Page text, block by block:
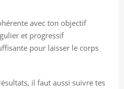
avec ton objectif
et progressif
pour laisser le corps
il faut aussi suivre tes